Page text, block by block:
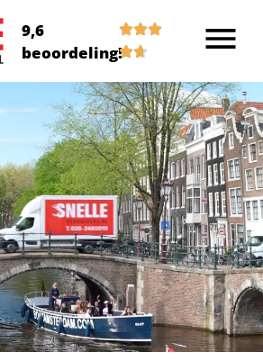
9,6
beoordeling!